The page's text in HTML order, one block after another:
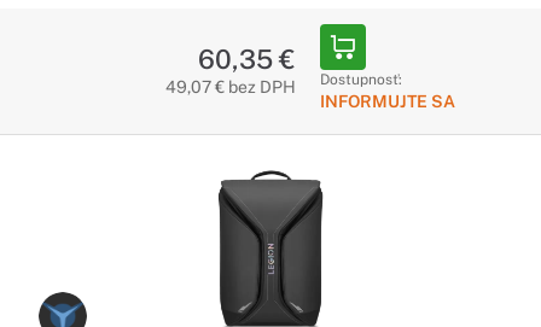
60,35 €
49,07 € bez DPH Dostupnosť:
INFORMUJTE SA